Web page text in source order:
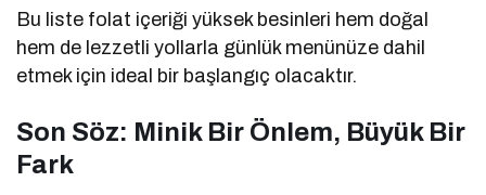
Bu liste folat içeriği yüksek besinleri hem doğal
hem de lezzetli yollarla günlük menünüze dahil
etmek için ideal bir başlangıç olacaktır.
Son Söz: Minik Bir Önlem, Büyük Bir
Fark